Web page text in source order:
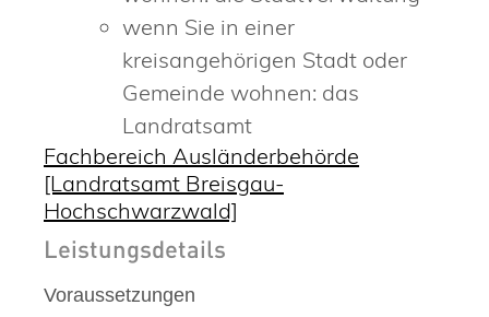
wenn Sie in einer
kreisangehörigen Stadt oder
Gemeinde wohnen: das
Landratsamt
Fachbereich Ausländerbehörde
[Landratsamt Breisgau-
Hochschwarzwald]
Leistungsdetails
Voraussetzungen